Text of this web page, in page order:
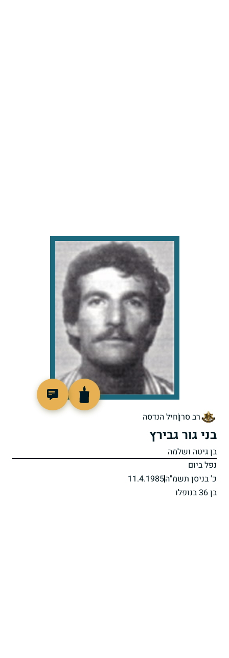
רב סרןחיל הנדסה
בני גור גבירץ
בן גיטה ושלמה
נפל ביום
כ' בניסן תשמ"ה11.4.1985
בן 36 בנופלו